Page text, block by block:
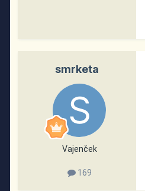
smrketa
Vajenček
169